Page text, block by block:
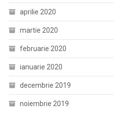
aprilie 2020
martie 2020
februarie 2020
ianuarie 2020
decembrie 2019
noiembrie 2019